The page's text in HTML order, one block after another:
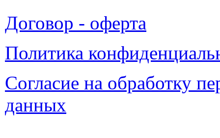
Договор - оферта
Политика
Согласие на обработку
данных